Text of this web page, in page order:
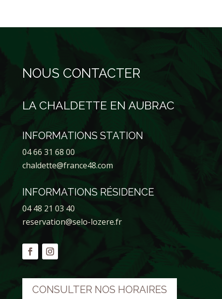
NOUS CONTACTER
LA CHALDETTE EN AUBRAC
INFORMATIONS STATION
04 66 31 68 00
chaldette@france48.com
INFORMATIONS RÉSIDENCE
04 48 21 03 40
reservation@selo-lozere.fr
CONSULTER NOS HORAIRES